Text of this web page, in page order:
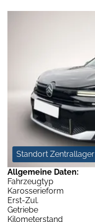
Standort Zentrallager
Allgemeine Daten:
Fahrzeugtyp
Karosserieform
Erst-Zul.
Getriebe
Kilometerstand